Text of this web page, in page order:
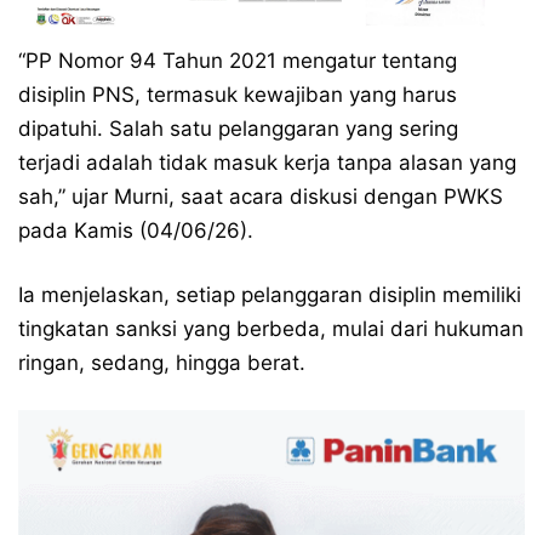
“PP Nomor 94 Tahun 2021 mengatur tentang
disiplin PNS, termasuk kewajiban yang harus
dipatuhi. Salah satu pelanggaran yang sering
terjadi adalah tidak masuk kerja tanpa alasan yang
sah,” ujar Murni, saat acara diskusi dengan PWKS
pada Kamis (04/06/26).
Ia menjelaskan, setiap pelanggaran disiplin memiliki
tingkatan sanksi yang berbeda, mulai dari hukuman
ringan, sedang, hingga berat.